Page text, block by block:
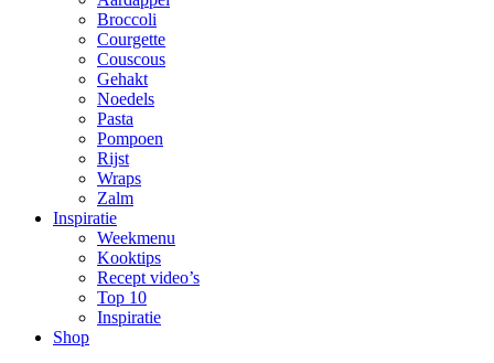
Broccoli
Courgette
Couscous
Gehakt
Noedels
Pasta
Pompoen
Rijst
Wraps
Zalm
Inspiratie
Weekmenu
Kooktips
Recept video’s
Top 10
Inspiratie
Shop